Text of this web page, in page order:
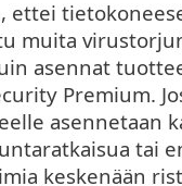
ettei
muita
asennat
Premium.
asennetaan
tai
keskenään